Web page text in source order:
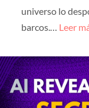
universo lo
barcos.… Leer